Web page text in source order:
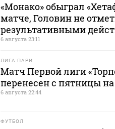
«Монако» обыграл
матче, Головин не
результативными
6 августа 23:11
ЛИГА ПАРИ
Матч Первой лиги
перенесен с пятницы на
6 августа 22:44
ФУТБОЛ